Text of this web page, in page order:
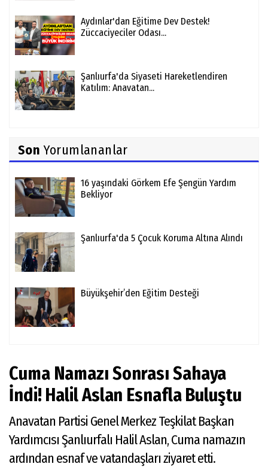
Aydınlar'dan Eğitime Dev Destek!
Züccaciyeciler Odası...
Şanlıurfa'da Siyaseti Hareketlendiren
Katılım: Anavatan...
Son Yorumlananlar
16 yaşındaki Görkem Efe Şengün Yardım
Bekliyor
Şanlıurfa'da 5 Çocuk Koruma Altına Alındı
Büyükşehir’den Eğitim Desteği
Cuma Namazı Sonrası Sahaya
İndi! Halil Aslan Esnafla Buluştu
Anavatan Partisi Genel Merkez Teşkilat Başkan
Yardımcısı Şanlıurfalı Halil Aslan, Cuma namazın
ardından esnaf ve vatandaşları ziyaret etti.